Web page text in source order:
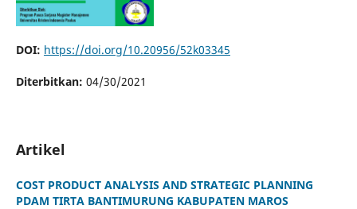
DOI: https://doi.org/10.20956/52k03345
Diterbitkan: 04/30/2021
Artikel
COST PRODUCT ANALYSIS AND STRATEGIC PLANNING
PDAM TIRTA BANTIMURUNG KABUPATEN MAROS